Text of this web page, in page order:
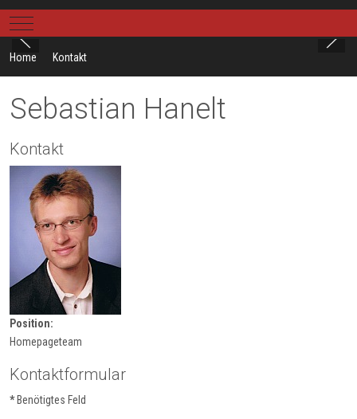
Mobile Menu Toggle
Home Kontakt
Sebastian Hanelt
Kontakt
Position:
Homepageteam
Kontaktformular
*Benötigtes Feld